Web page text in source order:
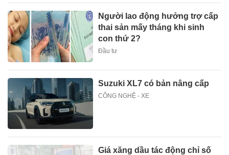
Người lao động hưởng trợ cấp
thai sản mấy tháng khi sinh
con thứ 2?
Đầu tư
Suzuki XL7 có bản nâng cấp
CÔNG NGHỆ - XE
Giá xăng dầu tác động chỉ số